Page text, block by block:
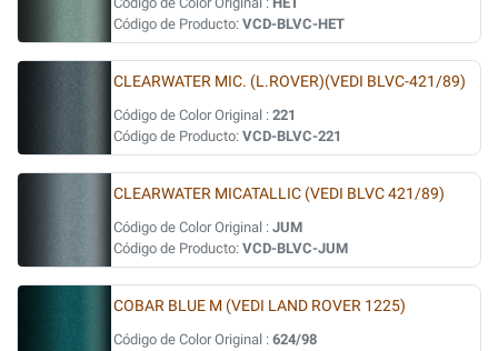
Código de Producto: VCD-BLVC-HET
CLEARWATER MIC. (L.ROVER)(VEDI BLVC-421/89)
Código de Color Original : 221
Código de Producto: VCD-BLVC-221
CLEARWATER MICATALLIC (VEDI BLVC 421/89)
Código de Color Original : JUM
Código de Producto: VCD-BLVC-JUM
COBAR BLUE M (VEDI LAND ROVER 1225)
Código de Color Original : 624/98